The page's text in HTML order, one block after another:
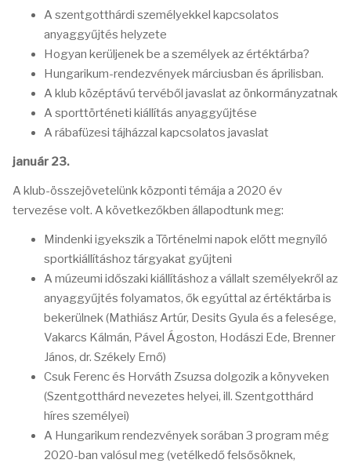
A szentgotthárdi személyekkel kapcsolatos
anyaggyűjtés helyzete
Hogyan kerüljenek be a személyek az értéktárba?
Hungarikum-rendezvények márciusban és áprilisban.
A klub középtávú tervéből javaslat az önkormányzatnak
A sporttörténeti kiállítás anyaggyűjtése
A rábafüzesi tájházzal kapcsolatos javaslat
január 23.
A klub-összejövetelünk központi témája a 2020 év
tervezése volt. A következőkben állapodtunk meg:
Mindenki igyekszik a Történelmi napok előtt megnyíló
sportkiállításhoz tárgyakat gyűjteni
A múzeumi időszaki kiállításhoz a vállalt személyekről az
anyaggyűjtés folyamatos, ők egyúttal az értéktárba is
bekerülnek (Mathiász Artúr, Desits Gyula és a felesége,
Vakarcs Kálmán, Pável Ágoston, Hodászi Ede, Brenner
János, dr. Székely Ernő)
Csuk Ferenc és Horváth Zsuzsa dolgozik a könyveken
(Szentgotthárd nevezetes helyei, ill. Szentgotthárd
híres személyei)
A Hungarikum rendezvények sorában 3 program még
2020-ban valósul meg (vetélkedő felsősöknek,